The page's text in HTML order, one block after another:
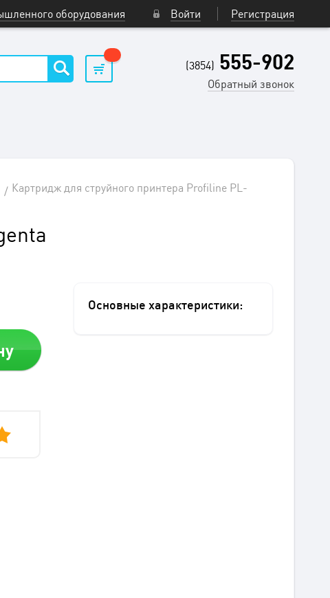
оборудования Войти Регистрация
(3854) 555-902
Обратный звонок
Картридж для струйного принтера Profiline PL-
Основные характеристики: